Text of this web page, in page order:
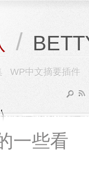
/
WP中文摘要插件
一些看